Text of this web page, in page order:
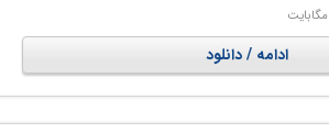
در اختیار کاربرانش قرار می دهد که از آن جمله می
و توزیع داده ها اشاره نمود. به طور پیش فرض
برای انتقال به پایگاه داده مقصد از پیش انتخاب شده
اولیه، شاخص و ... که به صورت جداگانه کپی و
ادامه / دانلود